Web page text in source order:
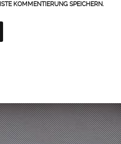
KOMMENTIERUNG SPEICHERN.